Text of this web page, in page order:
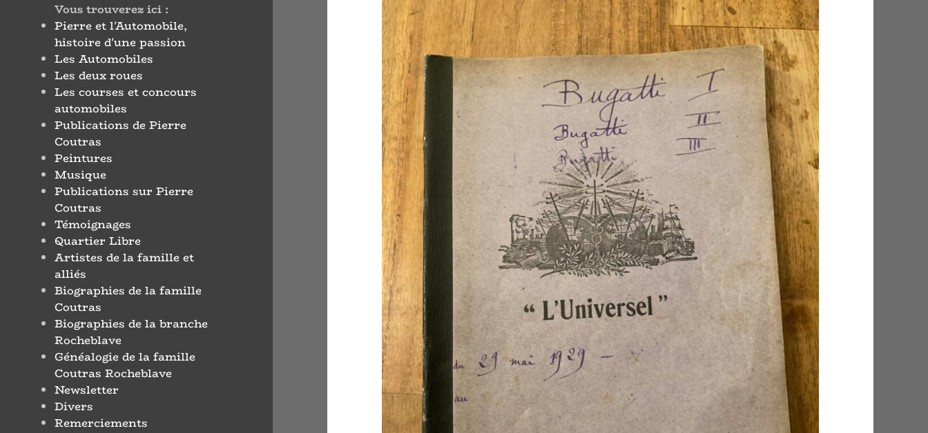
Vous trouverez ici :
Pierre et l'Automobile,
histoire d'une passion
Les Automobiles
Les deux roues
Les courses et concours
automobiles
Publications de Pierre
Coutras
Peintures
Musique
Publications sur Pierre
Coutras
Témoignages
Quartier Libre
Artistes de la famille et
alliés
Biographies de la famille
Coutras
Biographies de la branche
Rocheblave
Généalogie de la famille
Coutras Rocheblave
Newsletter
Divers
Remerciements